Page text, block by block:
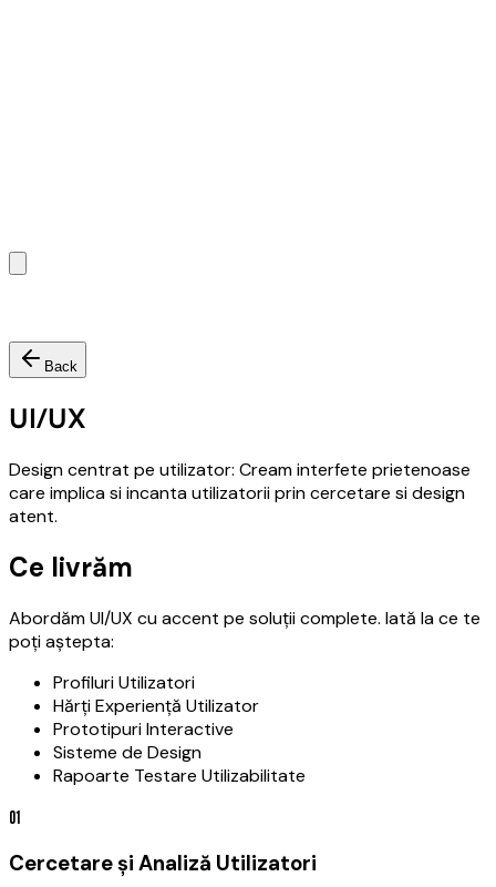
Back
UI/UX
Design centrat pe utilizator: Cream interfete prietenoase
care implica si incanta utilizatorii prin cercetare si design
atent.
Ce livrăm
Abordăm UI/UX cu accent pe soluții complete. Iată la ce te
poți aștepta:
Profiluri Utilizatori
Hărți Experiență Utilizator
Prototipuri Interactive
Sisteme de Design
Rapoarte Testare Utilizabilitate
01
Cercetare și Analiză Utilizatori